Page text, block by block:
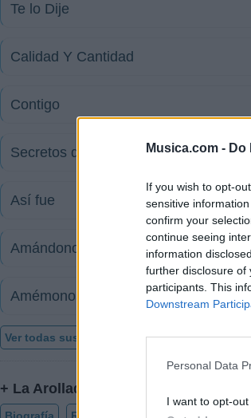
Musica.com - Do
If you wish to opt-
sensitive
confirm your
continue seeing
information
further disclosure of
participants. This
Downstream
Personal Data
I want to opt-
Te lo Dije
Calidad Y Cantidad
Contigo
Secretos de mi memoria
Así fue
Amándonos
Amémonos más
Ver todas sus letras por orden alfabético
+ La Arolladora Banda El Limón
Biografía Ranking Foro